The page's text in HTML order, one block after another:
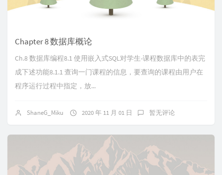
Chapter 8 数据库概论
Ch.8 数据库编程8.1 使用嵌入式SQL对学生-课程数据库中的表完
成下述功能8.1.1 查询一门课程的信息，要查询的课程由用户在
程序运行过程中指定，放...
ShaneG_Miku 2020 年 11 月 01 日 暂无评论